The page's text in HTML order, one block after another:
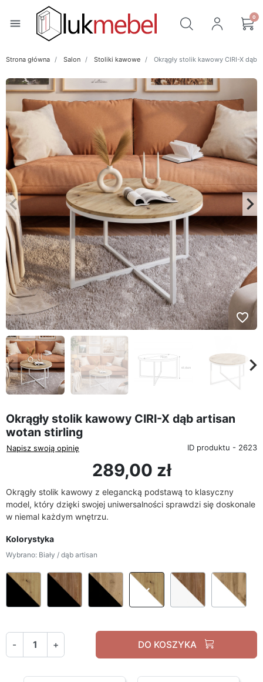
menu 0
Strona główna Salon Stoliki kawowe Okrągły stolik kawowy CIRI-X dąb
Poprzedni
keyboard_arrow_left keyboard_arrow_right
favorite_border
Poprzedni
Okrągły stolik kawowy CIRI-X dąb artisan
wotan stirling
Napisz swoją opinię ID produktu - 2623
289,00 zł
Okrągły stolik kawowy z elegancką podstawą to klasyczny
model, który dzięki swojej uniwersalności sprawdzi się doskonale
w niemal każdym wnętrzu.
Kolorystyka
Wybrano: Biały / dąb artisan
Czarny / dąb artisanCzarny / dąb stirlingCzarny / dąb wotan
Biały / dąb artisan
Biały / dąb
- + DO KOSZYKA